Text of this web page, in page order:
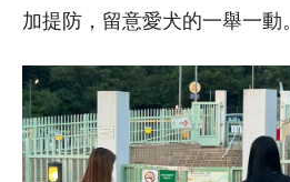
加提防，留意愛犬的一舉一動。